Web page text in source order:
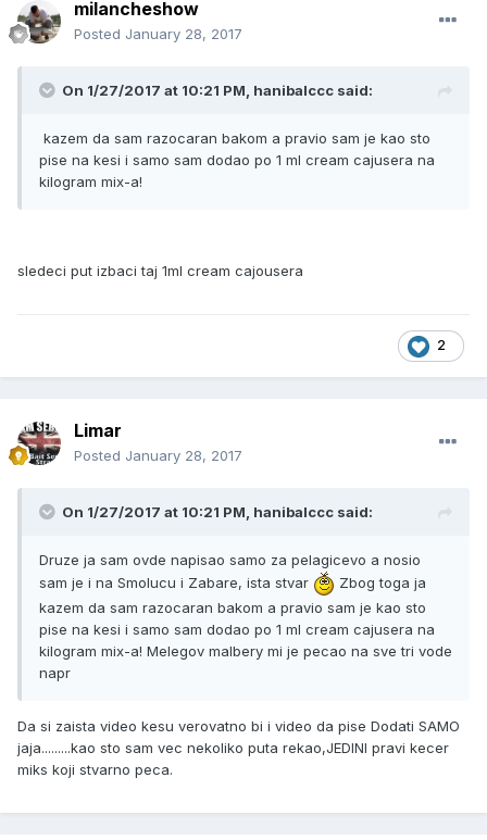
milancheshow
Posted January 28, 2017
On 1/27/2017 at 10:21 PM, hanibalccc said:
kazem da sam razocaran bakom a pravio sam je kao sto
pise na kesi i samo sam dodao po 1 ml cream cajusera na
kilogram mix-a!
sledeci put izbaci taj 1ml cream cajousera
2
Limar
Posted January 28, 2017
On 1/27/2017 at 10:21 PM, hanibalccc said:
Druze ja sam ovde napisao samo za pelagicevo a nosio
sam je i na Smolucu i Zabare, ista stvar
Zbog toga ja
kazem da sam razocaran bakom a pravio sam je kao sto
pise na kesi i samo sam dodao po 1 ml cream cajusera na
kilogram mix-a! Melegov malbery mi je pecao na sve tri vode
napr
Da si zaista video kesu verovatno bi i video da pise Dodati SAMO
jaja.........kao sto sam vec nekoliko puta rekao,JEDINI pravi kecer
miks koji stvarno peca.